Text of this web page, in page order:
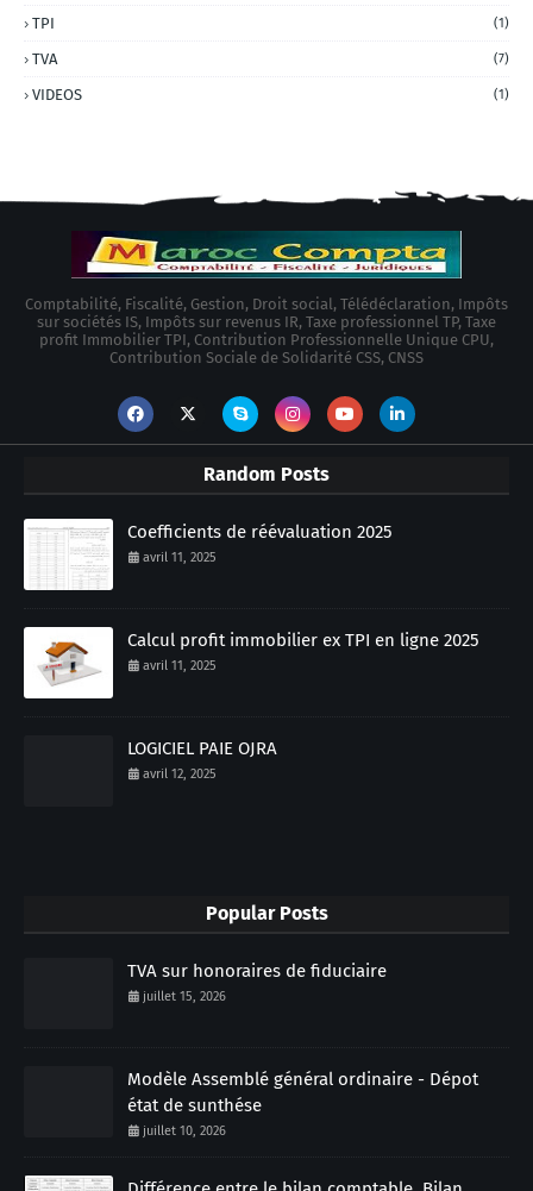
TPI (1)
TVA (7)
VIDEOS (1)
Comptabilité, Fiscalité, Gestion, Droit social, Télédéclaration, Impôts
sur sociétés IS, Impôts sur revenus IR, Taxe professionnel TP, Taxe
profit Immobilier TPI, Contribution Professionnelle Unique CPU,
Contribution Sociale de Solidarité CSS, CNSS
Random Posts
Coefficients de réévaluation 2025
avril 11, 2025
Calcul profit immobilier ex TPI en ligne 2025
avril 11, 2025
LOGICIEL PAIE OJRA
avril 12, 2025
Popular Posts
TVA sur honoraires de fiduciaire
juillet 15, 2026
Modèle Assemblé général ordinaire - Dépot
état de sunthése
juillet 10, 2026